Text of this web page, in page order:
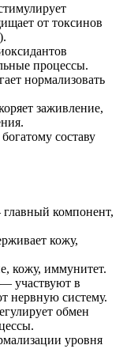
от токсинов
процессы.
нормализовать
заживление,
составу
компонент,
кожу,
кожу, иммунитет.
— участвуют в
нервную систему.
обмен
уровня